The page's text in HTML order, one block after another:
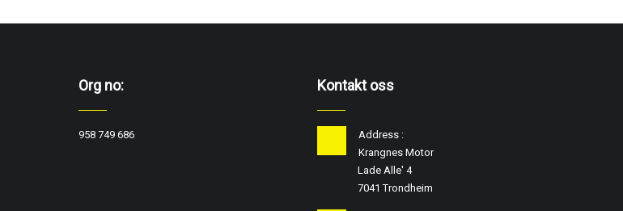
Org no:
958 749 686
Kontakt oss
Address :
Krangnes Motor
Lade Alle' 4
7041 Trondheim